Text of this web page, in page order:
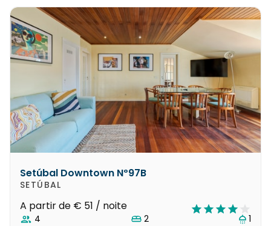
Setúbal Downtown Nº97B
SETÚBAL
A partir de € 51 / noite
4 2 1